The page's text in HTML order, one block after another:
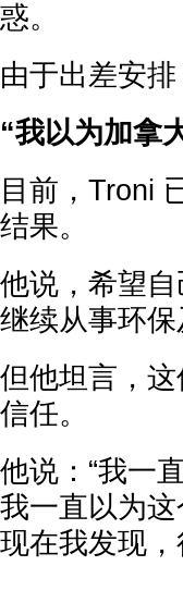
惑。
由于出差安
“我以为加拿
目前，Troni
结果。
他说，希望
继续从事环
但他坦言，
信任。
他说：“我一
我一直以为
现在我发现